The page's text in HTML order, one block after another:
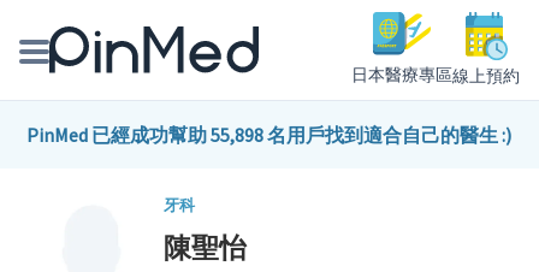
日本醫療專區線上預約
線上預約醫師、院所
PinMed 已經成功幫助 55,898 名用戶找到適合自己的醫生 :)
牙科
陳聖怡